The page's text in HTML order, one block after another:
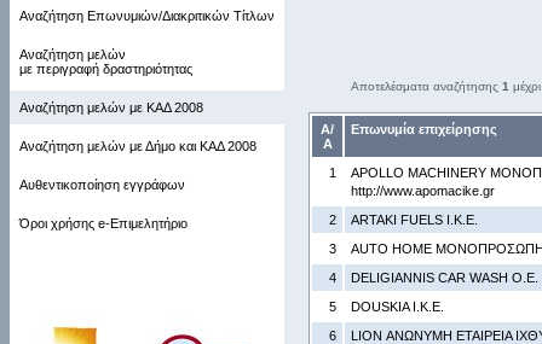
Αναζήτηση Επωνυμιών/Διακριτικών Τίτλων
Αναζήτηση μελών
με περιγραφή δραστηριότητας
Αναζήτηση μελών με ΚΑΔ 2008
Αναζήτηση μελών με Δήμο και ΚΑΔ 2008
Αυθεντικοποίηση εγγράφων
Όροι χρήσης e-Επιμελητήριο
Αποτελέσματα αναζήτησης 1
Α/
Α
Επωνυμία επιχείρησης
1
APOLLO MACHINERY
http://www.apomacike.gr
2
ARTAKI FUELS Ι.Κ.Ε.
3
AUTO HOME ΜΟΝΟΠΡΟΣΩΠΗ
4
DELIGIANNIS CAR WASH Ο.Ε.
5
DOUSKIA Ι.Κ.Ε.
6
LION ΑΝΩΝΥΜΗ ΕΤΑIΡΕΙΑ